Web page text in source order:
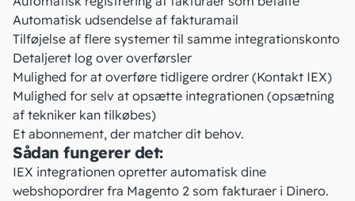
Automatisk udsendelse af fakturamail
Tilføjelse af flere systemer til samme integrationskonto
Detaljeret log over overførsler
Mulighed for at overføre tidligere ordrer (Kontakt IEX)
Mulighed for selv at opsætte integrationen (opsætning
af tekniker kan tilkøbes)
Et abonnement, der matcher dit behov.
Sådan fungerer det:
IEX integrationen opretter automatisk dine
webshopordrer fra Magento 2 som fakturaer i Dinero.